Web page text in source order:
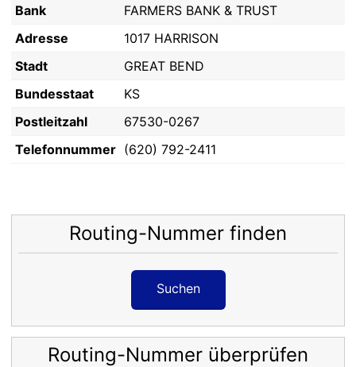
Bank
FARMERS BANK & TRUST
Adresse
1017 HARRISON
Stadt
GREAT BEND
Bundesstaat
KS
Postleitzahl
67530-0267
Telefonnummer (620) 792-2411
Routing-Nummer finden
Suchen
Routing-Nummer überprüfen